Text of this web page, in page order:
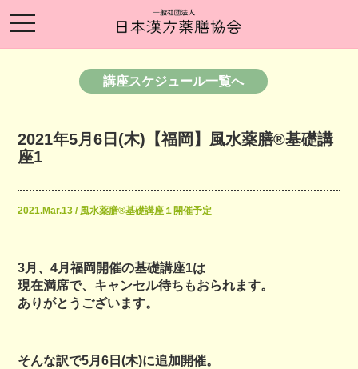
toggle
navigation
講座スケジュール一覧へ
2021年5月6日(木)【福岡】風水薬膳®︎基礎講
座1
2021.Mar.13 / 風水薬膳®基礎講座１開催予定
3月、4月福岡開催の基礎講座1は
現在満席で、キャンセル待ちもおられます。
ありがとうございます。
そんな訳で5月6日(木)に追加開催。